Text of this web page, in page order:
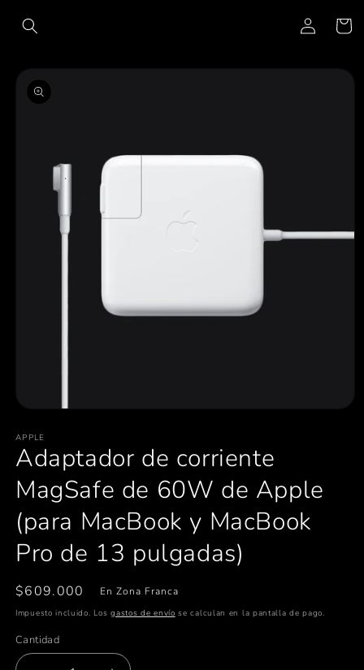
directamente
al contenido
Iniciar
sesión
Carrito
directamente
a la
información
multimedia
en
ventana
modal
APPLE
Adaptador de corriente
MagSafe de 60W de Apple
(para MacBook y MacBook
Pro de 13 pulgadas)
Precio
habitual
$609.000 En Zona Franca
Impuesto incluido. Losgastos de envío se calculan en la pantalla de pago.
Cantidad